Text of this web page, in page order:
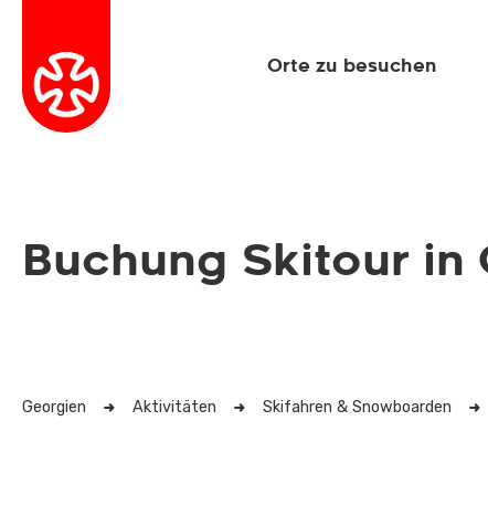
Orte zu besuchen
Buchung Skitour in
Georgien Aktivitäten Skifahren & Snowboarden